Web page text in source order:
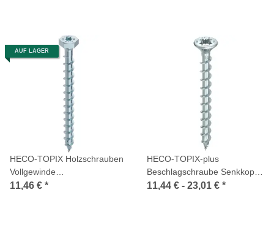
AUF LAGER
HECO-TOPIX Holzschrauben
Vollgewinde
Kombisechskantkopf Stahl
11,46 € *
HECO-TOPIX-plus
Beschlagschraube Senkkopf
Frästaschen Pozi Vollgewinde
11,44 € - 23,01 € *